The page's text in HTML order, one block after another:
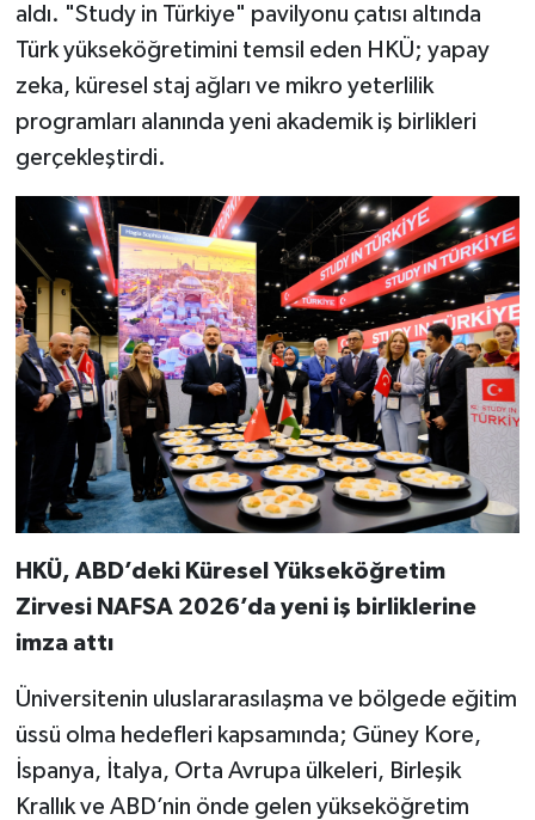
aldı. "Study in Türkiye" pavilyonu çatısı altında
Türk yükseköğretimini temsil eden HKÜ; yapay
zeka, küresel staj ağları ve mikro yeterlilik
programları alanında yeni akademik iş birlikleri
gerçekleştirdi.
HKÜ, ABD’deki Küresel Yükseköğretim
Zirvesi NAFSA 2026’da yeni iş birliklerine
imza attı
Üniversitenin uluslararasılaşma ve bölgede eğitim
üssü olma hedefleri kapsamında; Güney Kore,
İspanya, İtalya, Orta Avrupa ülkeleri, Birleşik
Krallık ve ABD’nin önde gelen yükseköğretim
Türkiye
Video Haber
Yeme-İçme
Yemek